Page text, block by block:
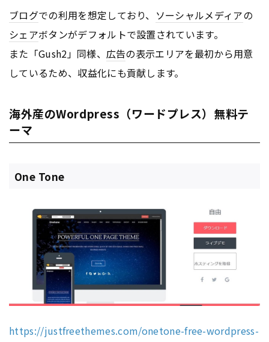
ブログでの利用を想定しており、 ソーシャルメディアの
シェアボタンがデフォルトで設置されています。
また「Gush2」同様、 広告の表示エリアを最初から用意
しているため、収益化にも貢献します。
海外産のWordpress（ワードプレス）無料テ
ーマ
One Tone
https://justfreethemes.com/onetone-free-wordpress-